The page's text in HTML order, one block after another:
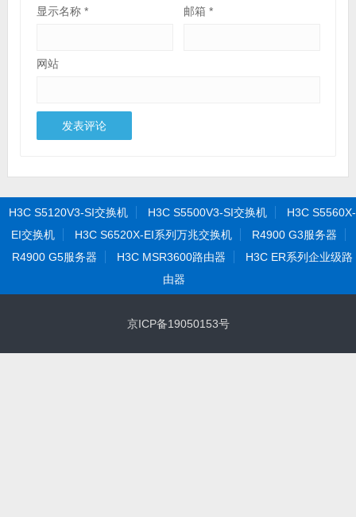
显示名称 * 邮箱*
网站
H3C S5120V3-SI交换机 H3C S5500V3-SI交换机
H3C S5560X-
EI交换机
H3C S6520X-EI系列万兆交换机
R4900 G3服务器
R4900 G5服务器
H3C MSR3600路由器
H3C ER系列企业级路
由器
京ICP备19050153号